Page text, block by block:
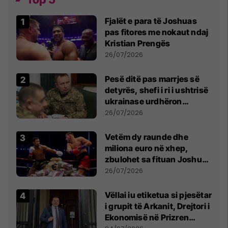
Fjalët e para të Joshuas
pas fitores me nokaut ndaj
Kristian Prengës
26/07/2026
Pesë ditë pas marrjes së
detyrës, shefi i ri i ushtrisë
ukrainase urdhëron
kontroll të madh
26/07/2026
Vetëm dy raunde dhe
miliona euro në xhep,
zbulohet sa fituan Joshua
e Prenga
26/07/2026
Vëllai iu etiketua si pjesëtar
i grupit të Arkanit, Drejtori i
Ekonomisë në Prizren